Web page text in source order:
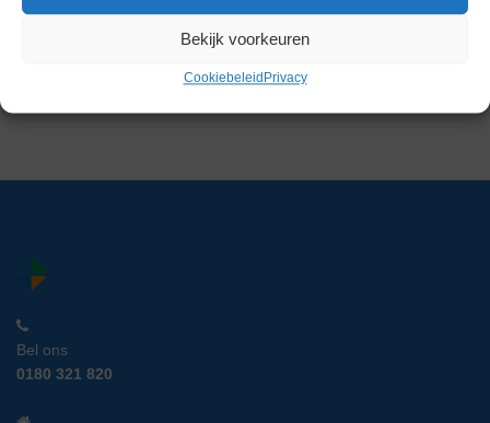
Bekijk voorkeuren
Cookiebeleid Privacy
Becker VT 4.16 Vacuüm Pomp
IC 18526
Bel ons
0180 321 820